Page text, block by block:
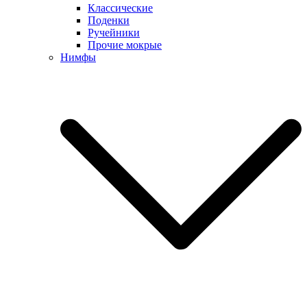
Классические
Поденки
Ручейники
Прочие мокрые
Нимфы